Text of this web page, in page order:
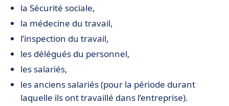
la Sécurité sociale,
la médecine du travail,
l’inspection du travail,
les délégués du personnel,
les salariés,
les anciens salariés (pour la période durant
laquelle ils ont travaillé dans l’entreprise).